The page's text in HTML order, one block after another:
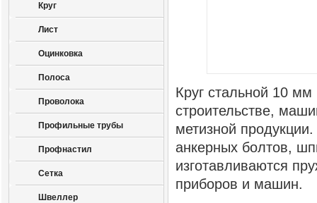
Круг
Лист
Оцинковка
Полоса
Проволока
Профильные трубы
Профнастил
Сетка
Швеллер
Круг стальной 10
строительстве,
метизной
анкерных болтов,
изготавливаются
приборов и машин.